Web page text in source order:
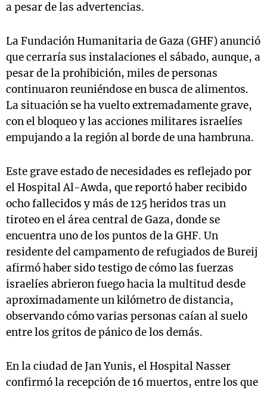
a pesar de las advertencias.
La Fundación Humanitaria de Gaza (GHF) anunció
que cerraría sus instalaciones el sábado, aunque, a
pesar de la prohibición, miles de personas
continuaron reuniéndose en busca de alimentos.
La situación se ha vuelto extremadamente grave,
con el bloqueo y las acciones militares israelíes
empujando a la región al borde de una hambruna.
Este grave estado de necesidades es reflejado por
el Hospital Al-Awda, que reportó haber recibido
ocho fallecidos y más de 125 heridos tras un
tiroteo en el área central de Gaza, donde se
encuentra uno de los puntos de la GHF. Un
residente del campamento de refugiados de Bureij
afirmó haber sido testigo de cómo las fuerzas
israelíes abrieron fuego hacia la multitud desde
aproximadamente un kilómetro de distancia,
observando cómo varias personas caían al suelo
entre los gritos de pánico de los demás.
En la ciudad de Jan Yunis, el Hospital Nasser
confirmó la recepción de 16 muertos, entre los que